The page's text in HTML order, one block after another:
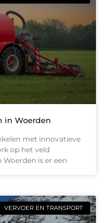
in Woerden
met innovatieve
op het veld
is er een
VERVOER EN TRANSPORT